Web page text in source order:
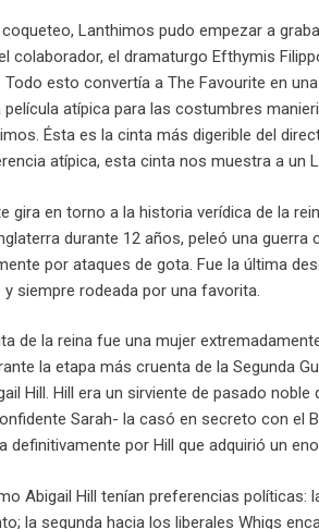
Lanthimos pudo empezar a
colaborador, el dramaturgo Efthymis
esto convertía a The Favourite en
película atípica para las costumbres
Ésta es la cinta más digerible del
atípica, esta cinta nos muestra a
gira en torno a la historia verídica de la
durante 12 años, peleó una
por ataques de gota. Fue la última
siempre rodeada por una favorita.
de la reina fue una mujer
la etapa más cruenta de la Segunda
Hill. Hill era un sirviente de pasado
Sarah- la casó en secreto con el
definitivamente por Hill que adquirió un
Abigail Hill tenían preferencias
la segunda hacia los liberales Whigs